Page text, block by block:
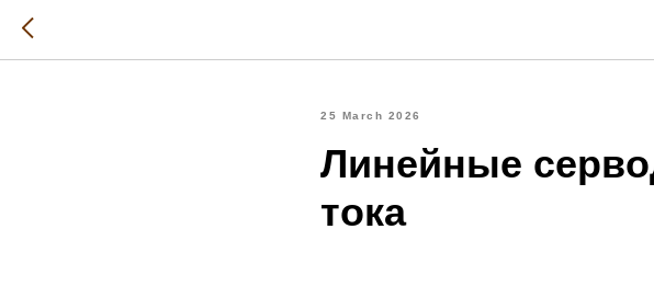
25 March 2026
Линейные
тока